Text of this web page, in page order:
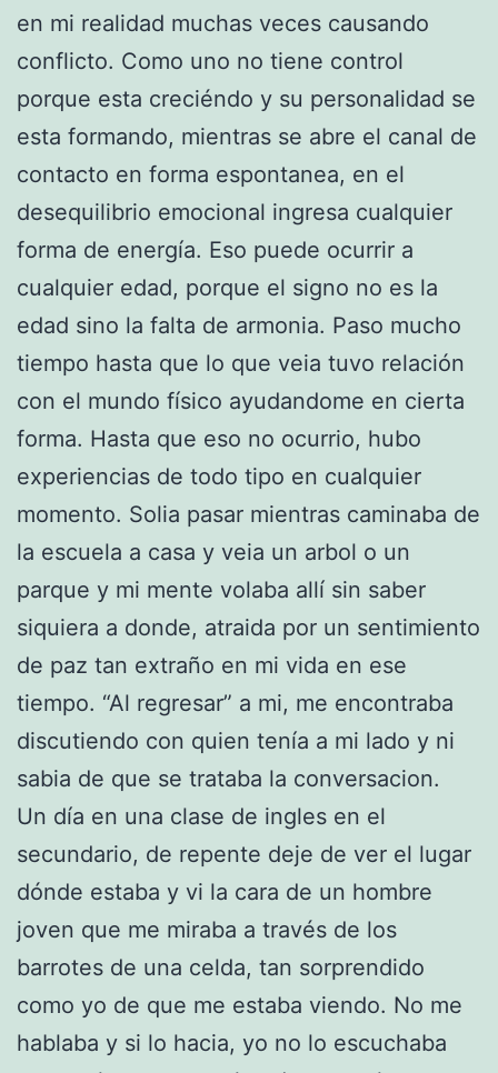
en mi realidad muchas veces causando
conflicto. Como uno no tiene control
porque esta creciéndo y su personalidad se
esta formando, mientras se abre el canal de
contacto en forma espontanea, en el
desequilibrio emocional ingresa cualquier
forma de energía. Eso puede ocurrir a
cualquier edad, porque el signo no es la
edad sino la falta de armonia. Paso mucho
tiempo hasta que lo que veia tuvo relación
con el mundo físico ayudandome en cierta
forma. Hasta que eso no ocurrio, hubo
experiencias de todo tipo en cualquier
momento. Solia pasar mientras caminaba de
la escuela a casa y veia un arbol o un
parque y mi mente volaba allí sin saber
siquiera a donde, atraida por un sentimiento
de paz tan extraño en mi vida en ese
tiempo. “Al regresar” a mi, me encontraba
discutiendo con quien tenía a mi lado y ni
sabia de que se trataba la conversacion.
Un día en una clase de ingles en el
secundario, de repente deje de ver el lugar
dónde estaba y vi la cara de un hombre
joven que me miraba a través de los
barrotes de una celda, tan sorprendido
como yo de que me estaba viendo. No me
hablaba y si lo hacia, yo no lo escuchaba